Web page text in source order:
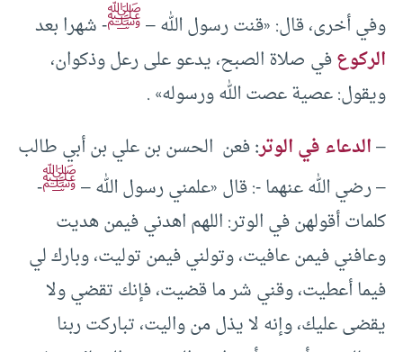
وفي أخرى، قال: «قنت رسول الله –ﷺ- شهرا بعد
الركوعفي صلاة الصبح، يدعو على رعل وذكوان،
ويقول: عصية عصت الله ورسوله» .
–الدعاء في الوتر:فعن الحسن بن علي بن أبي طالب
– رضي الله عنهما -: قال «علمني رسول الله –ﷺ-
كلمات أقولهن في الوتر: اللهم اهدني فيمن هديت
وعافني فيمن عافيت، وتولني فيمن توليت، وبارك لي
فيما أعطيت، وقني شر ما قضيت، فإنك تقضي ولا
يقضى عليك، وإنه لا يذل من واليت، تباركت ربنا